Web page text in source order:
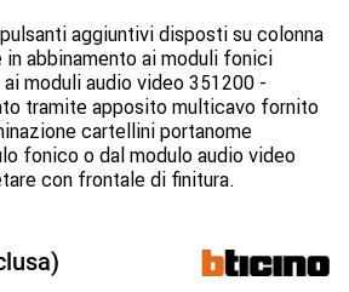
aggiuntivi disposti su colonna
abbinamento ai moduli fonici
moduli audio video 351200 -
tramite apposito multicavo fornito
cartellini portanome
fonico o dal modulo audio video
con frontale di finitura.